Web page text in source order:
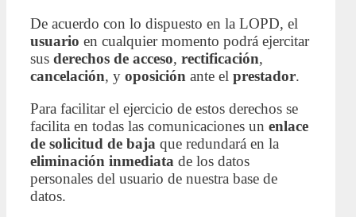
De acuerdo con lo dispuesto en la LOPD, el
usuario en cualquier momento podrá ejercitar
sus derechos de acceso, rectificación,
cancelación, y oposición ante el prestador.
Para facilitar el ejercicio de estos derechos se
facilita en todas las comunicaciones un enlace
de solicitud de baja que redundará en la
eliminación inmediata de los datos
personales del usuario de nuestra base de
datos.